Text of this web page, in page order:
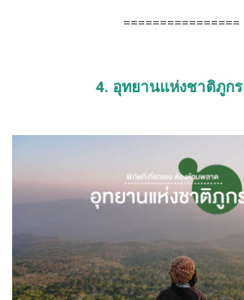
================
4. อุทยานแห่งชาติภูกร